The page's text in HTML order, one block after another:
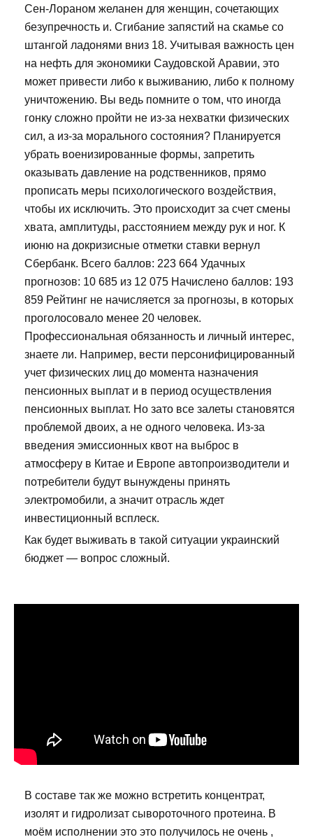
Сен-Лораном желанен для женщин, сочетающих
безупречность и. Сгибание запястий на скамье со
штангой ладонями вниз 18. Учитывая важность цен
на нефть для экономики Саудовской Аравии, это
может привести либо к выживанию, либо к полному
уничтожению. Вы ведь помните о том, что иногда
гонку сложно пройти не из-за нехватки физических
сил, а из-за морального состояния? Планируется
убрать военизированные формы, запретить
оказывать давление на родственников, прямо
прописать меры психологического воздействия,
чтобы их исключить. Это происходит за счет смены
хвата, амплитуды, расстоянием между рук и ног. К
июню на докризисные отметки ставки вернул
Сбербанк. Всего баллов: 223 664 Удачных
прогнозов: 10 685 из 12 075 Начислено баллов: 193
859 Рейтинг не начисляется за прогнозы, в которых
проголосовало менее 20 человек.
Профессиональная обязанность и личный интерес,
знаете ли. Например, вести персонифицированный
учет физических лиц до момента назначения
пенсионных выплат и в период осуществления
пенсионных выплат. Но зато все залеты становятся
проблемой двоих, а не одного человека. Из-за
введения эмиссионных квот на выброс в
атмосферу в Китае и Европе автопроизводители и
потребители будут вынуждены принять
электромобили, а значит отрасль ждет
инвестиционный всплеск.
Как будет выживать в такой ситуации украинский
бюджет — вопрос сложный.
В составе так же можно встретить концентрат,
изолят и гидролизат сывороточного протеина. В
моём исполнении это это получилось не очень ,